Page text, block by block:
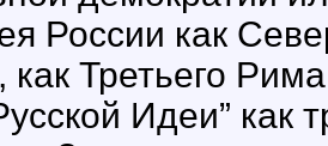
России как
как Третьего
Идеи” как